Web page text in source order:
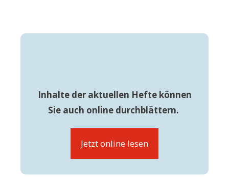
Inhalte der aktuellen Hefte können
Sie auch online durchblättern.
Jetzt online lesen